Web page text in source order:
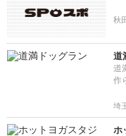
秋
道
道
作
埼
ホ